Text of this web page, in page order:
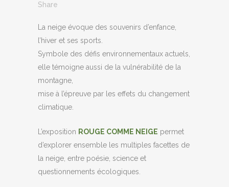
Share
La neige évoque des souvenirs d’enfance,
l’hiver et ses sports.
Symbole des défis environnementaux actuels,
elle témoigne aussi de la vulnérabilité de la
montagne,
mise à l’épreuve par les effets du changement
climatique.
L’exposition ROUGE COMME NEIGE permet
d’explorer ensemble les multiples facettes de
la neige, entre poésie, science et
questionnements écologiques.